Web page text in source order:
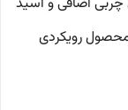
رویکردی